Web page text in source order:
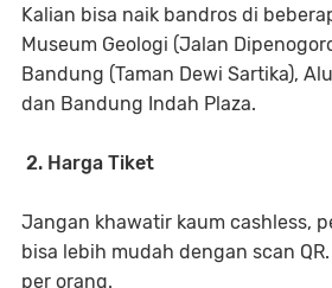
Kalian bisa naik bandros di
Museum Geologi (Jalan
Bandung (Taman Dewi Sartika),
dan Bandung Indah Plaza.
2. Harga Tiket
Jangan khawatir kaum cashless,
bisa lebih mudah dengan scan
per orang.